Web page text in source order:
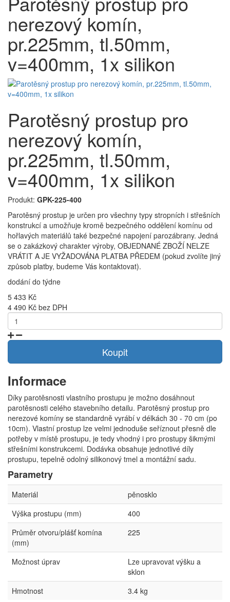
nerezový komín,
pr.225mm, tl.50mm,
v=400mm, 1x silikon
Parotěsný prostup pro
nerezový komín,
pr.225mm, tl.50mm,
v=400mm, 1x silikon
Produkt: GPK-225-400
Parotěsný prostup je určen pro všechny typy stropních i střešních
konstrukcí a umožňuje kromě bezpečného oddělení komínu od
hořlavých materiálů také bezpečné napojení parozábrany. Jedná
se o zakázkový charakter výroby, OBJEDNANÉ ZBOŽÍ NELZE
VRÁTIT A JE VYŽADOVÁNA PLATBA PŘEDEM (pokud zvolíte jiný
způsob platby, budeme Vás kontaktovat).
dodání do týdne
5 433 Kč
4 490 Kč bez DPH
Koupit
Informace
Díky parotěsnosti vlastního prostupu je možno dosáhnout
parotěsnosti celého stavebního detailu. Parotěsný prostup pro
nerezové komíny se standardně vyrábí v délkách 30 - 70 cm (po
10cm). Vlastní prostup lze velmi jednoduše seříznout přesně dle
potřeby v místě prostupu, je tedy vhodný i pro prostupy šikmými
střešními konstrukcemi. Dodávka obsahuje jednotlivé díly
prostupu, tepelně odolný silikonový tmel a montážní sadu.
Parametry
Materiál
pěnosklo
Výška prostupu (mm)
400
Průměr otvoru/plášť komína
(mm)
225
Možnost úprav
Lze upravovat výšku a
sklon
Hmotnost
3.4 kg